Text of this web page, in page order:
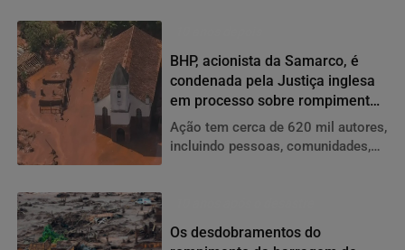
BHP, acionista da Samarco, é
condenada pela Justiça inglesa
em processo sobre rompimento
de barragem em Mariana
Ação tem cerca de 620 mil autores,
incluindo pessoas, comunidades,
desastre socioambiental registrado
Os desdobramentos do